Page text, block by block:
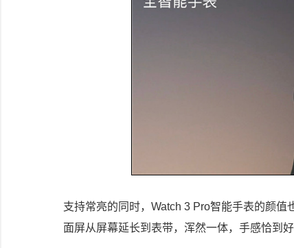
支持常亮的同时，Watch 3 Pro智能手表的颜
面屏从屏幕延长到表带，浑然一体，手感恰到好